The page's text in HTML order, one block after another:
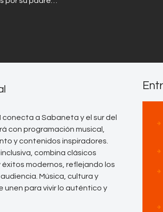
conecta a Sabaneta y el sur del
con programación musical,
y contenidos inspiradores.
combina clásicos
modernos, reflejando los
Música, cultura y
unen para vivir lo auténtico y